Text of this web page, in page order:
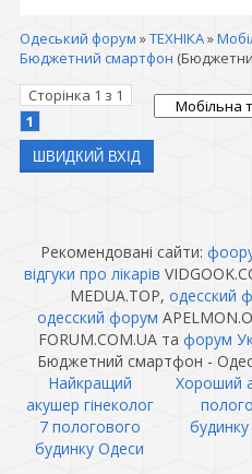
Одеський форум »ТЕХНІКА»
Бюджетний смартфон
Сторінка 1 з 1
1
Рекомендовані сайти:
відгуки про лікарів
MEDUA.TOP, одесский
одесский форум
FORUM.COM.UA та форум
Бюджетний смартфон -
Найкращий
акушер гінеколог
7 пологового
будинку Одеси
Хороший